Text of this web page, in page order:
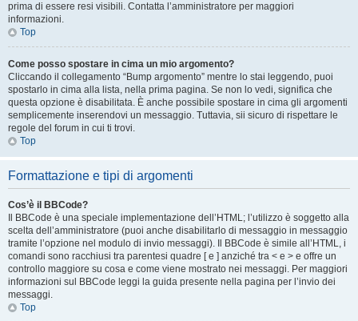
prima di essere resi visibili. Contatta l’amministratore per maggiori
informazioni.
Top
Come posso spostare in cima un mio argomento?
Cliccando il collegamento “Bump argomento” mentre lo stai leggendo, puoi
spostarlo in cima alla lista, nella prima pagina. Se non lo vedi, significa che
questa opzione è disabilitata. È anche possibile spostare in cima gli argomenti
semplicemente inserendovi un messaggio. Tuttavia, sii sicuro di rispettare le
regole del forum in cui ti trovi.
Top
Formattazione e tipi di argomenti
Cos’è il BBCode?
Il BBCode è una speciale implementazione dell’HTML; l’utilizzo è soggetto alla
scelta dell’amministratore (puoi anche disabilitarlo di messaggio in messaggio
tramite l’opzione nel modulo di invio messaggi). Il BBCode è simile all’HTML, i
comandi sono racchiusi tra parentesi quadre [ e ] anziché tra < e > e offre un
controllo maggiore su cosa e come viene mostrato nei messaggi. Per maggiori
informazioni sul BBCode leggi la guida presente nella pagina per l’invio dei
messaggi.
Top